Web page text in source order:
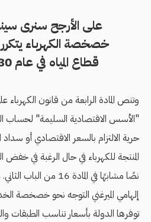
على الأرجح سنرى
خصخصة الكهرباء
قطاع المياه في عام 2030
وتنص المادة الرابعة من قانون
"الأسس الاقتصادية السليمة" لحساب
حرية الالتزام بالسعر الاقتصادي أو
المنتجة للكهرباء في حال الرغبة في خفض
نصًا مشابهًا في المادة 16
إلهامي الميرغني التوجه نحو خصخصة
توفرها الدولة بأسعار تناسب الطبقات